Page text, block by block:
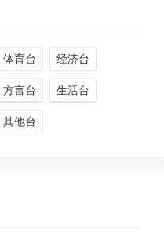
体育台 经济台
方言台 生活台
其他台